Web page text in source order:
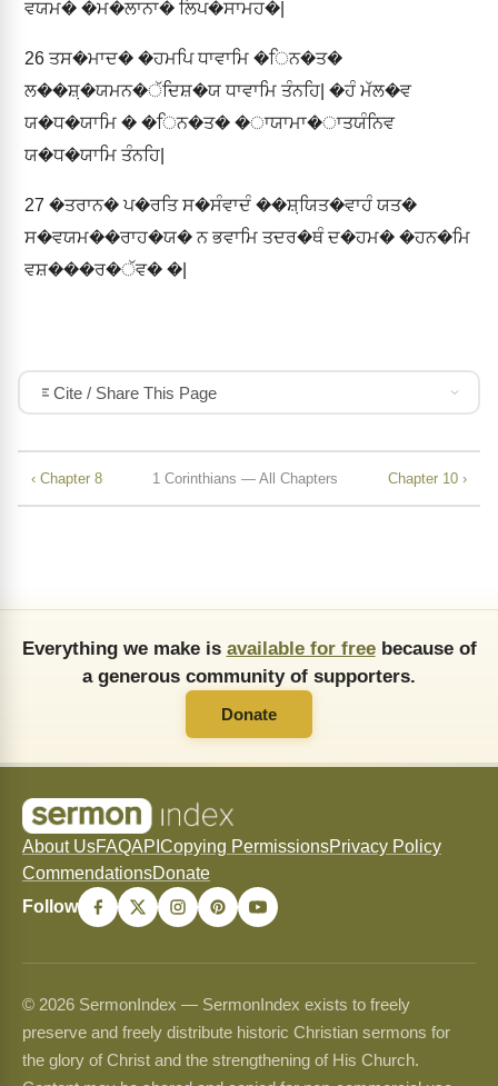
ਵਯਮ� �ਮ�ਲਾਨਾ� ਲਿਪ�ਸਾਮਹ�|
26 ਤਸ�ਮਾਦ� �ਹਮਪਿ ਧਾਵਾਮਿ �ਿਨ�ਤ�
ਲ��ਸ਼਼�ਯਮਨ�ੱਦਿਸ਼�ਯ ਧਾਵਾਮਿ ਤੰਨਹਿ| �ਹੰ ਮੱਲ�ਵ
ਯ�ਧ�ਯਾਮਿ � �ਿਨ�ਤ� �ਾਯਾਮਾ�ਾਤਯੰਨਿਵ
ਯ�ਧ�ਯਾਮਿ ਤੰਨਹਿ|
27 �ਤਰਾਨ� ਪ�ਰਤਿ ਸ�ਸੰਵਾਦੰ ��ਸ਼਼ਯਿਤ�ਵਾਹੰ ਯਤ�
ਸ�ਵਯਮ��ਰਾਹ�ਯ� ਨ ਭਵਾਮਿ ਤਦਰ�ਥੰ ਦ�ਹਮ� �ਹਨ�ਮਿ
ਵਸ਼���ਰ�ੱਵ� �|
Cite / Share This Page
‹ Chapter 8 1 Corinthians — All Chapters Chapter 10 ›
Everything we make is available for freebecause of
a generous community of supporters.
Donate
About UsFAQAPI Copying PermissionsPrivacy Policy
CommendationsDonate
Follow
© 2026 SermonIndex — SermonIndex exists to freely
preserve and freely distribute historic Christian sermons for
the glory of Christ and the strengthening of His Church.